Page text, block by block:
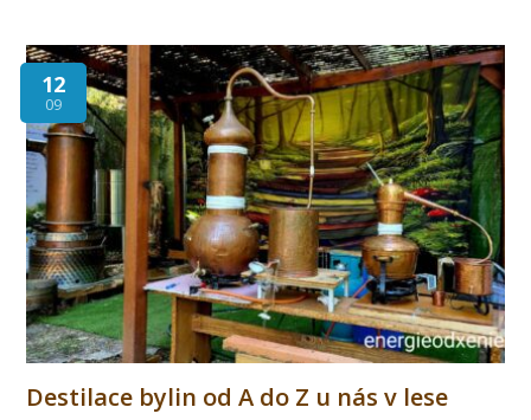
12
09
Destilace bylin od A do Z u nás v lese